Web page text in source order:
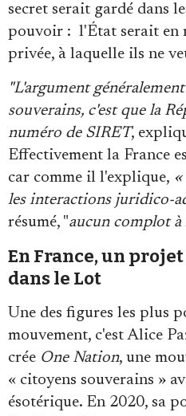
secret serait gardé dans
pouvoir : l'État serait en
privée, à laquelle ils ne
"L'argument
souverains, c'est que la
numéro de SIRET,
Effectivement la France
car comme il l'explique, «
les interactions juridico-
résumé, "aucun complot
En France, un
dans le Lot
Une des figures les plus
mouvement, c'est Alice
crée One Nation, une
« citoyens souverains »
ésotérique. En 2020, sa